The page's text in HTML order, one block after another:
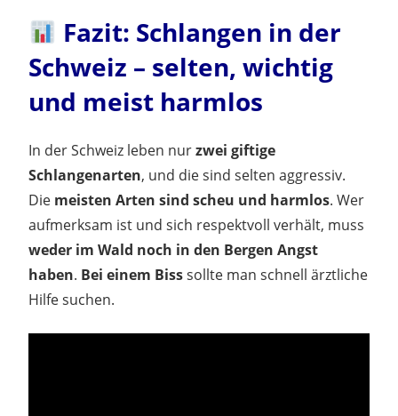
Fazit: Schlangen in der
Schweiz – selten, wichtig
und meist harmlos
In der Schweiz leben nurzwei giftige
Schlangenarten, und die sind selten aggressiv.
Die meisten Arten sind scheu und harmlos. Wer
aufmerksam ist und sich respektvoll verhält, muss
weder im Wald noch in den Bergen Angst
haben. Bei einem Bisssollte man schnell ärztliche
Hilfe suchen.